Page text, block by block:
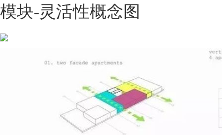
模块-灵活性概念图